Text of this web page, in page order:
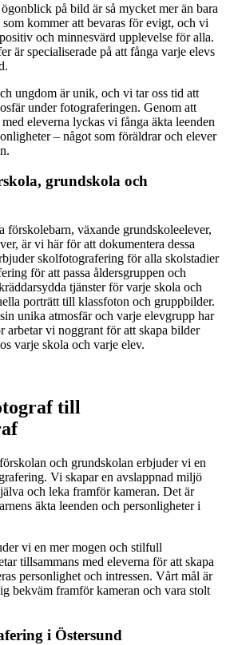
på bild är så mycket mer än bara
kommer att bevaras för evigt, och vi
och minnesvärd upplevelse för alla.
är specialiserade på att fånga varje elevs
ungdom är unik, och vi tar oss tid att
under fotograferingen. Genom att
eleverna lyckas vi fånga äkta leenden
– något som föräldrar och elever
grundskola och
förskolebarn, växande grundskoleelever,
är vi här för att dokumentera dessa
skolfotografering för alla skolstadier
för att passa åldersgruppen och
tjänster för varje skola och
porträtt till klassfoton och gruppbilder.
unika atmosfär och varje elevgrupp har
arbetar vi noggrant för att skapa bilder
varje skola och varje elev.
till
och grundskolan erbjuder vi en
Vi skapar en avslappnad miljö
och leka framför kameran. Det är
äkta leenden och personligheter i
vi en mer mogen och stilfull
tillsammans med eleverna för att skapa
personlighet och intressen. Vårt mål är
bekväm framför kameran och vara stolt
i Östersund